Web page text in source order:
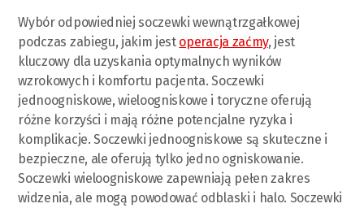
Wybór odpowiedniej soczewki wewnątrzgałkowej
podczas zabiegu, jakim jest operacja zaćmy, jest
kluczowy dla uzyskania optymalnych wyników
wzrokowych i komfortu pacjenta. Soczewki
jednoogniskowe, wieloogniskowe i toryczne oferują
różne korzyści i mają różne potencjalne ryzyka i
komplikacje. Soczewki jednoogniskowe są skuteczne i
bezpieczne, ale oferują tylko jedno ogniskowanie.
Soczewki wieloogniskowe zapewniają pełen zakres
widzenia, ale mogą powodować odblaski i halo. Soczewki